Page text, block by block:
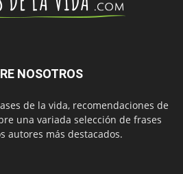
NOSOTROS
de la vida, recomendaciones de
una variada selección de frases
autores más destacados.